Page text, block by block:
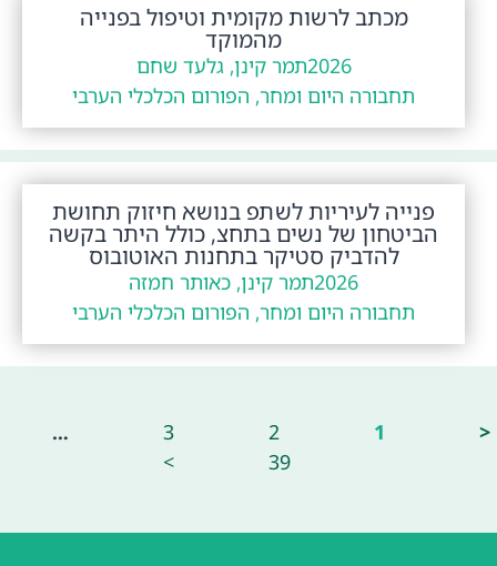
מכתב לרשות מקומית וטיפול בפנייה
מהמוקד
2026תמר קינן, גלעד שחם
תחבורה היום ומחר, הפורום הכלכלי הערבי
פנייה לעיריות לשתפ בנושא חיזוק תחושת
הביטחון של נשים בתחצ, כולל היתר בקשה
להדביק סטיקר בתחנות האוטובוס
2026תמר קינן, כאותר חמזה
תחבורה היום ומחר, הפורום הכלכלי הערבי
<
1
2
3
…
39
>